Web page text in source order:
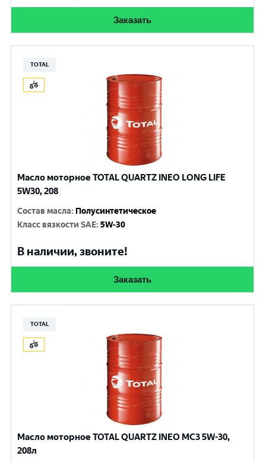
Заказать
TOTAL
Масло моторное TOTAL QUARTZ INEO LONG LIFE
5W30, 208
Состав масла: Полусинтетическое
Класс вязкости SAE:5W-30
В наличии, звоните!
Заказать
TOTAL
Масло моторное TOTAL QUARTZ INEO MC3 5W-30,
208л